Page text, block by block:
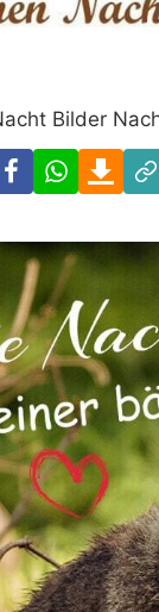
Bilder
Facebook